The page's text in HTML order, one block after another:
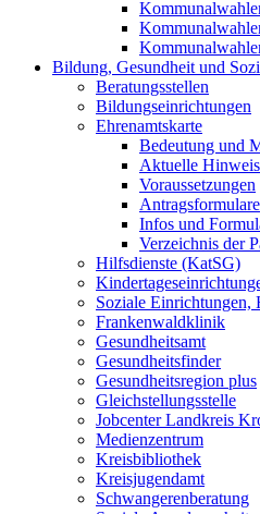
Bildung, Gesundheit und
Beratungsstellen
Bildungseinrichtungen
Ehrenamtskarte
Bedeutung und
Aktuelle
Voraussetzungen
Antragsformulare
Infos und
Verzeichnis der
Hilfsdienste (KatSG)
Soziale Einrichtungen,
Frankenwaldklinik
Gesundheitsamt
Gesundheitsfinder
Gesundheitsregion plus
Gleichstellungsstelle
Jobcenter Landkreis
Medienzentrum
Kreisbibliothek
Kreisjugendamt
Schwangerenberatung